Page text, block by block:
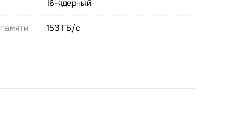
16-ядерный
153 ГБ/с